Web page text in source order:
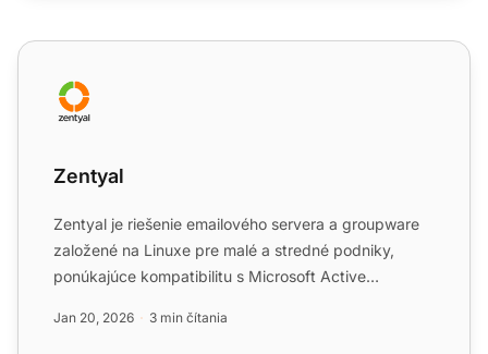
Zentyal
Zentyal
Zentyal je riešenie emailového servera a groupware
založené na Linuxe pre malé a stredné podniky,
ponúkajúce kompatibilitu s Microsoft Active
Jan 20, 2026 3 min čítania